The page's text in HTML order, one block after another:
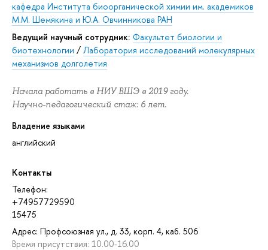
кафедра Института биоорганической химии им. академиков
М.М. Шемякина и Ю.А. Овчинникова РАН
Ведущий научный сотрудник: Факультет биологии и
биотехнологии / Лаборатория исследований молекулярных
механизмов долголетия
Начала работать в НИУ ВШЭ в 2019 году.
Научно-педагогический стаж: 6 лет.
Владение языками
английский
Контакты
Телефон:
+74957729590
15475
Адрес: Профсоюзная ул., д. 33, корп. 4, каб. 506
Время присутствия: 10.00-16.00